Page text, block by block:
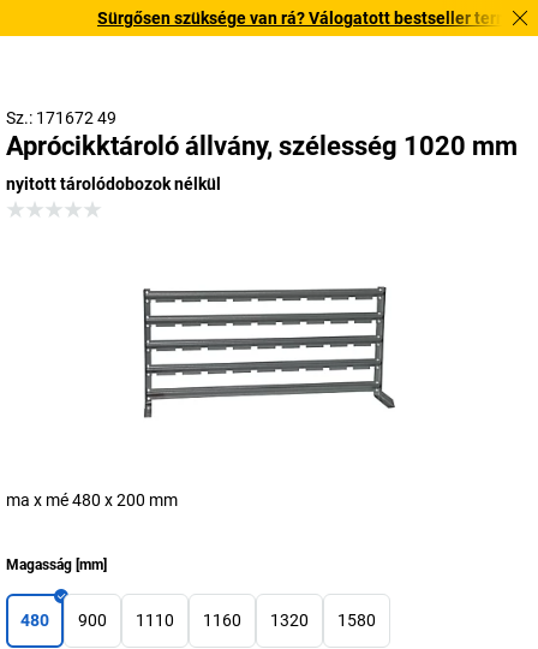
Sürgősen szüksége van rá? Válogatott bestseller
Sz.: 171672 49
Aprócikktároló állvány, szélesség 1020 mm
nyitott tárolódobozok nélkül
ma x mé 480 x 200 mm
Magasság [mm]
480 900 1110 1160 1320 1580